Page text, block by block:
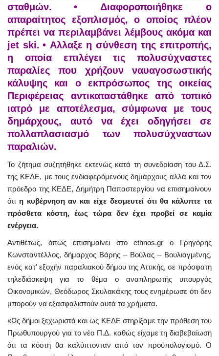
σταθμών.
• Διαφοροποιήθηκε ο
απαραίτητος εξοπλισμός, ο οποίος πλέον
πρέπει να περιλαμβάνει λέμβους ακόμα και
jet ski. • Αλλαξε η σύνθεση της επιτροπής,
η οποία επιλέγει τις πολυσύχναστες
παραλίες που χρήζουν ναυαγοσωστικής
κάλυψης και ο εκπρόσωπος της οικείας
Περιφέρειας αντικαταστάθηκε από τοπικό
ιατρό με αποτέλεσμα, σύμφωνα με τους
δημάρχους, αυτό να έχει οδηγήσει σε
πολλαπλασιασμό των πολυσύχναστων
παραλιών.
Το ζήτημα συζητήθηκε εκτενώς κατά τη συνεδρίαση του Δ.Σ.
της ΚΕΔΕ, με τους ενδιαφερόμενους δημάρχους αλλά και τον
πρόεδρο της ΚΕΔΕ, Δημήτρη Παπαστεργίου να επισημαίνουν
ότι η κυβέρνηση αν και είχε δεσμευτεί ότι θα κάλυπτε τα
πρόσθετα κόστη, έως τώρα δεν έχει προβεί σε καμία
ενέργεια.
Αντιθέτως, όπως επισημαίνει στο ethnos.gr ο Γρηγόρης
Κωνσταντέλλος, δήμαρχος Βάρης – Βούλας – Βουλιαγμένης,
ενός κατ' εξοχήν παραλιακού δήμου της Αττικής, σε πρόσφατη
τηλεδιάσκεψη για το θέμα ο αναπληρωτής υπουργός
Οικονομικών, Θεόδωρος Σκυλακάκης τους ενημέρωσε ότι δεν
μπορούν να εξασφαλιστούν αυτά τα χρήματα.
«Ως δήμοι ξεχωριστά και ως ΚΕΔΕ στηρίξαμε την πρόθεση του
Πρωθυπουργού για το νέο Π.Δ. καθώς είχαμε τη διαβεβαίωση
ότι τα κόστη θα καλύπτονταν από τον προϋπολογισμό. Ο